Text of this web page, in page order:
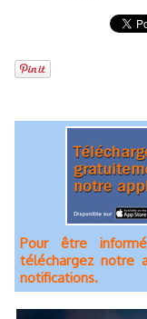
Pour être informé de l'actualité du fait musulman,
téléchargez notre
notifications.